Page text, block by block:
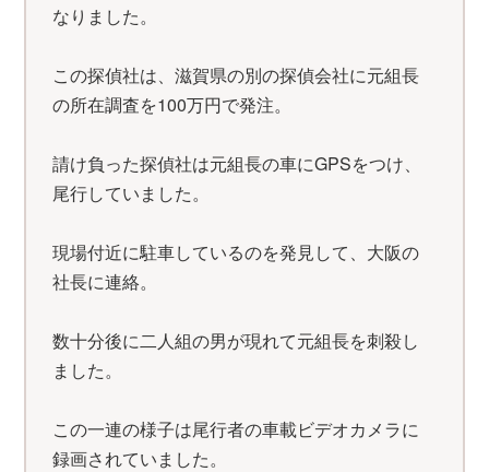
なりました。
この探偵社は、滋賀県の別の探偵会社に元組長
の所在調査を100万円で発注。
請け負った探偵社は元組長の車にGPSをつけ、
尾行していました。
現場付近に駐車しているのを発見して、大阪の
社長に連絡。
数十分後に二人組の男が現れて元組長を刺殺し
ました。
この一連の様子は尾行者の車載ビデオカメラに
録画されていました。